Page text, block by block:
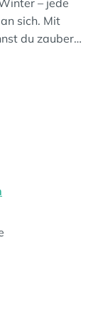
– jede
sich. Mit
du zauber…